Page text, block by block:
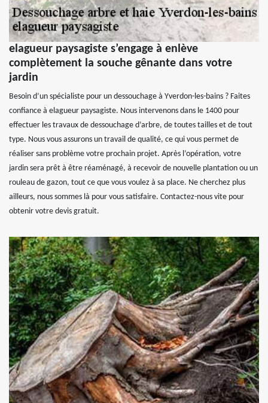
elagueur paysagiste s’engage à enlève
complètement la souche gênante dans votre
jardin
Besoin d’un spécialiste pour un dessouchage à Yverdon-les-bains ? Faites
confiance à elagueur paysagiste. Nous intervenons dans le 1400 pour
effectuer les travaux de dessouchage d’arbre, de toutes tailles et de tout
type. Nous vous assurons un travail de qualité, ce qui vous permet de
réaliser sans problème votre prochain projet. Après l’opération, votre
jardin sera prêt à être réaménagé, à recevoir de nouvelle plantation ou un
rouleau de gazon, tout ce que vous voulez à sa place. Ne cherchez plus
ailleurs, nous sommes là pour vous satisfaire. Contactez-nous vite pour
obtenir votre devis gratuit.